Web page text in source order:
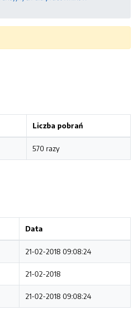
Liczba pobrań
570 razy
Data
21-02-2018 09:08:24
21-02-2018
21-02-2018 09:08:24